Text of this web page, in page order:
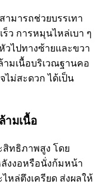
มารถช่วยบรรเทา
ว การหมุนไหล่เบา ๆ
วไปทางซ้ายและขวา
มเนื้อบริเวณฐานคอ
ไม่สะดวก ได้เป็น
ามเนื้อ
สิทธิภาพสูง โดย
ลังงอหรือนั่งก้มหน้า
หล่ตึงเครียด ส่งผลให้